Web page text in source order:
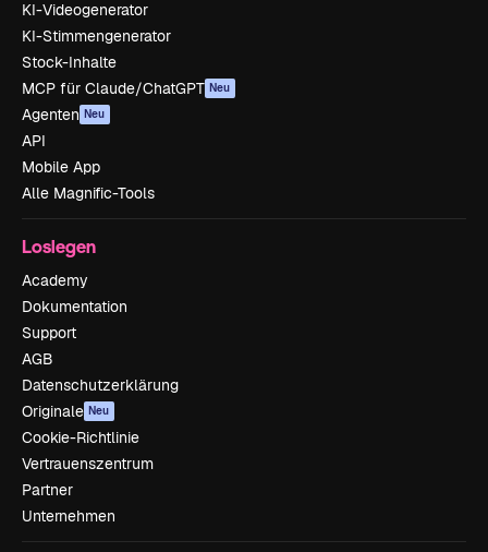
KI-Videogenerator
KI-Stimmengenerator
Stock-Inhalte
MCP für Claude/ChatGPT Neu
Agenten Neu
API
Mobile App
Alle Magnific-Tools
Loslegen
Academy
Dokumentation
Support
AGB
Datenschutzerklärung
Originale Neu
Cookie-Richtlinie
Vertrauenszentrum
Partner
Unternehmen